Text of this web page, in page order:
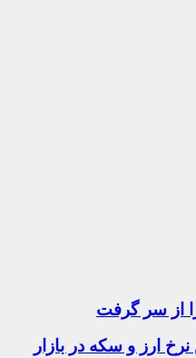
از سر گرفت